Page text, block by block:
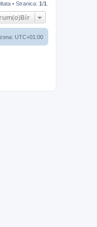
• Stranica: 1/1
UTC+01:00